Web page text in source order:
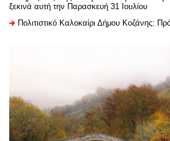
ξεκινά αυτή την Παρασκευή 31 Ιουλίου
Πολιτιστικό Καλοκαίρι Δήμου Κοζάνης: